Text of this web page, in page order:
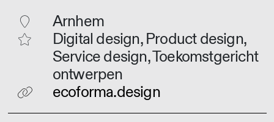
Arnhem
Digital design, Product design,
Service design, Toekomstgericht
ontwerpen
ecoforma.design